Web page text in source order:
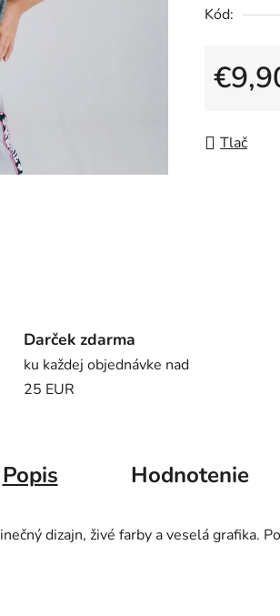
Kód:
Tlač
Darček zdarma
ku každej objednávke nad
25 EUR
Popis Hodnotenie
dizajn, živé farby a veselá grafika.